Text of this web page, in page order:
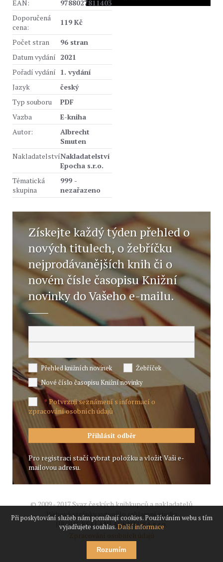
EAN:
9788027811403
Doporučená
cena:
119 Kč
Počet stran
96 stran
Datum vydání 2021
Pořadí vydání 1. vydání
Jazyk
český
Typ souboru
PDF
Vazba
E-kniha
Autor:
Albrecht
Smuten
NakladatelstvíNakladatelství
Epocha s.r.o.
Tématická
skupina
999 -
nezařazeno
Získejte každý týden přehled o
nových titulech, o žebříčku
nejprodávanějších knih či o
novém čísle časopisu Knižní
novinky do Vašeho e-mailu.
Přehled knižních novinek
Žebříček
Nové číslo časopisu Knižní novinky
*Potvrzuji seznámení s informací o
zpracování osobních údajů
Pro registraci stačí vybrat položku a vložit Vaši e-
mailovou adresu.
© 2009 - 2017 Svaz českých knihkupců a nakladatelů
Webové stránky vytvořilo reklamní studio
JIROUT REKLANÍ AGENTURA s.r.o.
Zpracování osobních údajů
Při poskytování služeb nám pomáhají cookies. Používáním webu s tím
vyjadřujete souhlas.Další informace
Rozumím